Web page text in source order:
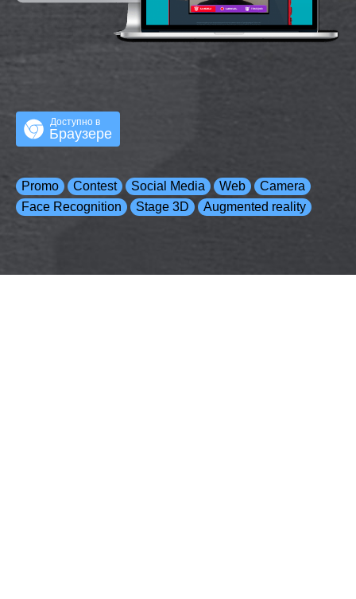
Доступно в
Браузере
Promo Contest Social Media Web
Camera
Face Recognition
Stage 3D Augmented reality